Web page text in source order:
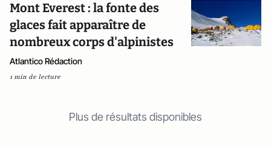
Mont Everest : la fonte des
glaces fait apparaître de
nombreux corps d'alpinistes
Atlantico Rédaction
1 min de lecture
Plus de résultats disponibles